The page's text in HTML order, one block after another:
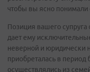
чтобы вы ясно понимали
Позиция вашего супруга
дает ему
неверной и юридически
приобреталась в период
осуществлялись из